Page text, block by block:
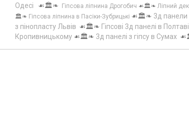
Одесі ☙🏛️❧ Гіпсова ліпнина Дрогобич ☙🏛️❧ Ліпний
🏛️❧ Гіпсова ліпнина в Пасіки-Зубрицькі ☙🏛️❧ 3д панели
з пінопласту Львів ☙🏛️❧ Гіпсові 3д панелі в Полтаві
Кропивницькому ☙🏛️❧ 3д панелі з гіпсу в Сумах